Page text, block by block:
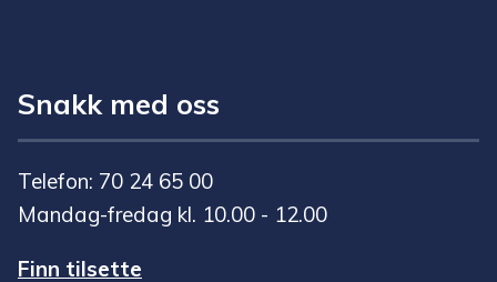
Snakk med oss
Telefon: 70 24 65 00
Mandag-fredag kl. 10.00 - 12.00
Finn tilsette